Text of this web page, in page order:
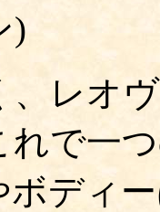
)
、レオ
れで一
ボディ